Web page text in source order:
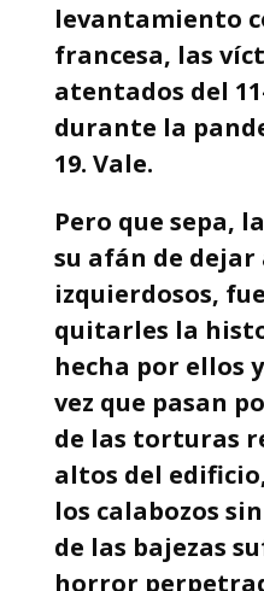
levantamiento
francesa, las
atentados del
durante la
19. Vale.
Pero que sepa,
su afán de dejar
izquierdosos,
quitarles la
hecha por ellos
vez que pasan
de las torturas
altos del
los calabozos
de las bajezas
horror